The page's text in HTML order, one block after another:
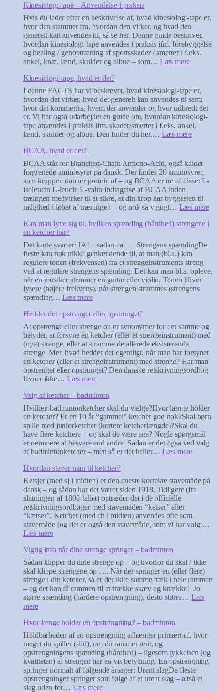
(badminton
udenfor)
Kinesiologi-tape – Anvendelse i praksis
Hvis du leder efter en beskrivelse af, hvad kinesiologi-tape er,
hvor den stammer fra, hvordan den virker, og hvad den
generelt kan anvendes til, så se her. Denne guide beskriver,
hvordan kinesiologi-tape anvendes i praksis ifm. forebyggelse
og healing / genoptræning af sportsskader / smerter i f.eks.
ankel, knæ, lænd, skulder og albue – som… Læs mere:
i
praksis
Kinesiologi-tape, hvad er det?
I denne FACTS har vi beskrevet, hvad kinesiologi-tape er,
hvordan det virker, hvad det generelt kan anvendes til samt
hvor det kommerfra, hvem der anvender og hvor udbredt det
er. Vi har også udarbejdet en guide om, hvordan kinesiologi-
tape anvendes i praksis ifm. skader/smerter i f.eks. ankel,
lænd, skulder og albue. Den finder du her.… Læs mere:
hvad
er
det?
BCAA, hvad er det?
BCAA står for Branched-Chain Amiono-Acid, også kaldet
forgrenede aminosyrer på dansk. Der findes 20 aminosyrer,
som kroppen danner protein af – og BCAA er tre af disse: L-
isoleucin L-leucin L-valin Indtagelse af BCAA inden
træingen medvirker til at sikre, at din krop har byggesten til
rådighed i løbet af træningen – og nok så vigtigt… Læs mere:
Kan man lytte sig til, hvilken spænding (hårdhed) strengene i
en ketcher har?
Det korte svar er: JA! – sådan ca….. Strengens spændingDe
fleste kan nok nikke genkendende til, at man (bl.a.) kan
regulere tonen (frekvensen) fra et strengeinstruments streng
ved at regulere strengens spænding. Det kan man bl.a. opleve,
når en musiker stemmer en guitar eller violin. Tonen bliver
lysere (højere frekvens), når strengen strammes (strengens
spænding… Læs mere:
man
lytte
sig
til,
hvilken
spænding
(hårdhed)
strengene
i
en
ketcher
har?
Hedder det opstrenget eller opstrunget?
At opstrenge eller strenge op er synonymer for det samme og
betyder, at forsyne en ketcher (eller et strengeinstrument) med
(nye) strenge, eller at stramme de allerede eksisterende
strenge. Men hvad hedder det egentligt, når man har forsynet
en ketcher (eller et strengeinstrument) med strenge? Har man
opstrenget eller opstrunget? Den danske retskrivningsordbog
levner ikke… Læs mere:
det
opstrenget
eller
opstrunget?
Valg af ketcher – badminton
Hvilken badmintonketcher skal du vælge?Hvor længe holder
en ketcher? Er en 10 år “gammel” ketcher god nok?Skal børn
spille med juniorketcher (kortere ketcherlængde)?Skal du
have flere ketchere – og skal de være ens? Nogle spørgsmål
er nemmere at besvare end andre. Sådan er det også ved valg
af badmintonketcher – men så er det heller… Læs mere:
ketcher
–
Hvordan staver man til ketcher?
Ketsjer (med sj i midten) er den eneste korrekte stavemåde på
dansk – og sådan har det været siden 1918. Tidligere (fra
slutningen af 1800-tallet) optræder det i de officielle
retskrivningsordbøger med stavemåden “ketser” eller
“kætser”. Ketcher (med ch i midten) anvendes ofte som
stavemåde (og det er også den stavemåde, som vi har valgt…
Læs mere:
staver
til
ketcher?
Vigtig info når dine strenge springer – badminton
Sådan klipper du dine strenge op – og hvorfor du skal / ikke
skal klippe strengene op….. Når der springer en (eller flere)
strenge i din ketcher, så er der ikke samme træk i hele rammen
– og det kan få rammen til at trække skæv og knække! Jo
større spænding (hårdere opstrengning), desto større… Læs
mere:
info
når
dine
strenge
springer
–
badminton
Hvor længe holder en opstrengning? – badminton
Holdbarheden af en opstrengning afhænger primært af, hvor
meget du spiller (slid), om du rammer rent, og
opstrengningens spænding (hårdhed) – ligesom tykkelsen (og
kvaliteten) af strengen har en vis betydning. En opstrengning
springer normalt af følgende årsager: Urent slagDe fleste
opstrengninger springer som følge af et urent slag – altså et
slag uden for… Læs mere: